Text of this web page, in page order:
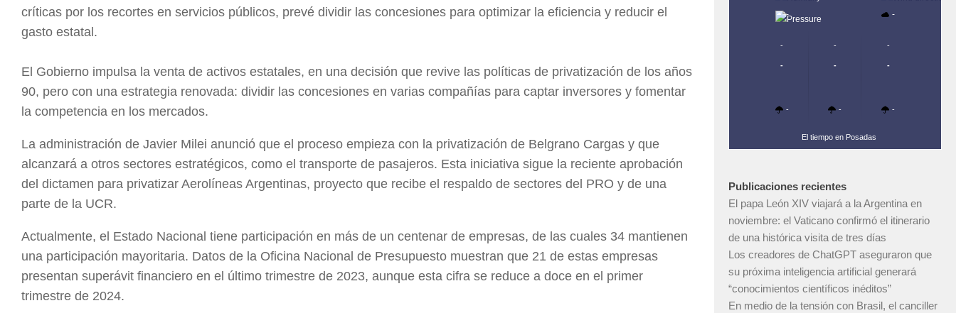
críticas por los recortes en servicios públicos, prevé dividir las concesiones para optimizar la eficiencia y reducir el
gasto estatal.
El Gobierno impulsa la venta de activos estatales, en una decisión que revive las políticas de privatización de los años
90, pero con una estrategia renovada: dividir las concesiones en varias compañías para captar inversores y fomentar
la competencia en los mercados.
La administración de Javier Milei anunció que el proceso empieza con la privatización de Belgrano Cargas y que
alcanzará a otros sectores estratégicos, como el transporte de pasajeros. Esta iniciativa sigue la reciente aprobación
del dictamen para privatizar Aerolíneas Argentinas, proyecto que recibe el respaldo de sectores del PRO y de una
parte de la UCR.
Actualmente, el Estado Nacional tiene participación en más de un centenar de empresas, de las cuales 34 mantienen
una participación mayoritaria. Datos de la Oficina Nacional de Presupuesto muestran que 21 de estas empresas
presentan superávit financiero en el último trimestre de 2023, aunque esta cifra se reduce a doce en el primer
trimestre de 2024.
- -
-
-
-
-
-
-
-
-
-
El tiempo en Posadas
Publicaciones recientes
El papa León XIV viajará a la Argentina en
noviembre: el Vaticano confirmó el itinerario
de una histórica visita de tres días
Los creadores de ChatGPT aseguraron que
su próxima inteligencia artificial generará
“conocimientos científicos inéditos”
En medio de la tensión con Brasil, el canciller